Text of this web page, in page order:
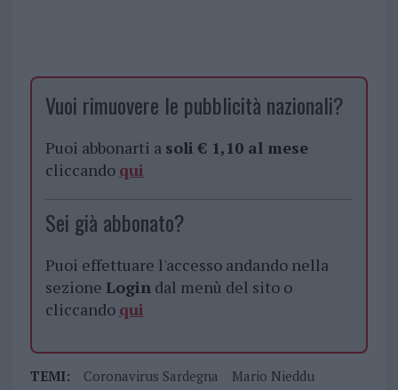
Vuoi rimuovere le pubblicità nazionali?
Puoi abbonarti a soli € 1,10 al mese
cliccando qui
Sei già abbonato?
Puoi effettuare l'accesso andando nella
sezione Logindal menù del sito o
cliccando qui
TEMI: Coronavirus Sardegna Mario Nieddu